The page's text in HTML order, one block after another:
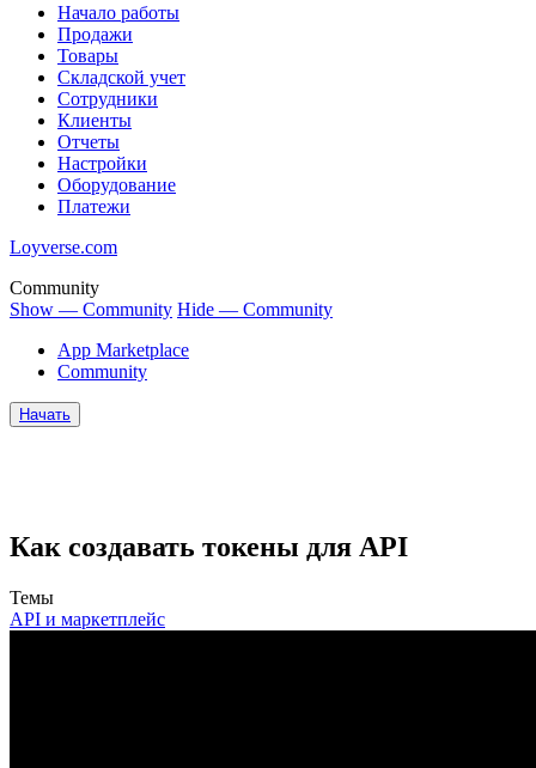
Начало работы
Продажи
Товары
Cкладской учет
Сотрудники
Клиенты
Отчеты
Настройки
Оборудование
Платежи
Loyverse.com
Community
Show — Community Hide — Community
App Marketplace
Community
Начать
Как создавать токены для API
Темы
API и маркетплейс